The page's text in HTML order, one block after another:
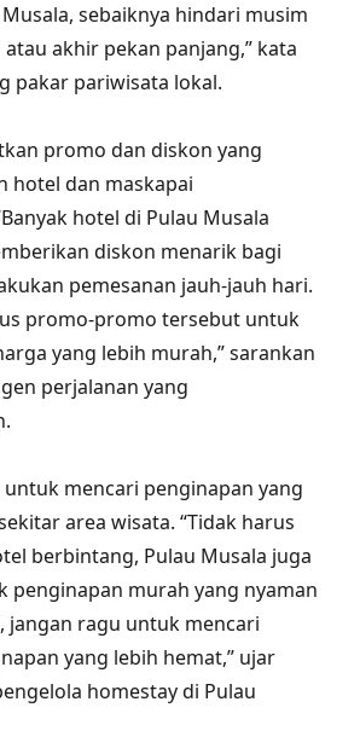
sebaiknya hindari musim
akhir pekan panjang,” kata
pakar pariwisata lokal.
promo dan diskon yang
hotel dan maskapai
hotel di Pulau Musala
diskon menarik bagi
pemesanan jauh-jauh hari.
promo-promo tersebut untuk
yang lebih murah,” sarankan
perjalanan yang
untuk mencari penginapan yang
area wisata. “Tidak harus
berbintang, Pulau Musala juga
penginapan murah yang nyaman
jangan ragu untuk mencari
yang lebih hemat,” ujar
homestay di Pulau